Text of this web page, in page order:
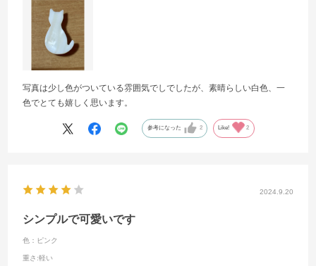
写真は少し色がついている雰囲気でしでしたが、素晴らしい白色、一
色でとても嬉しく思います。
参考になった 2 Like! 2
2024.9.20
シンプルで可愛いです
色：ピンク
重さ :軽い